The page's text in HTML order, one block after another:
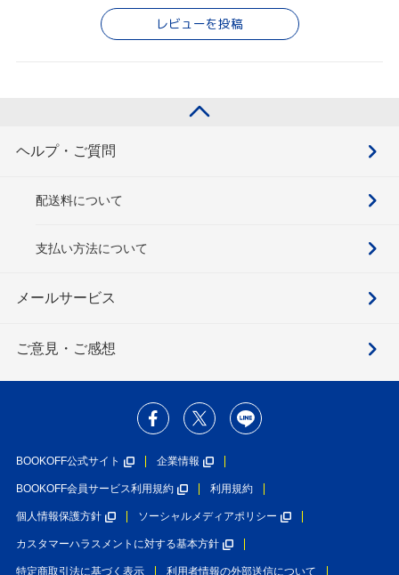
レビューを投稿
ヘルプ・ご質問
配送料について
支払い方法について
メールサービス
ご意見・ご感想
BOOKOFF公式サイト 企業情報
BOOKOFF会員サービス利用規約 利用規約
個人情報保護方針 ソーシャルメディアポリシー
カスタマーハラスメントに対する基本方針
特定商取引法に基づく表示 利用者情報の外部送信について